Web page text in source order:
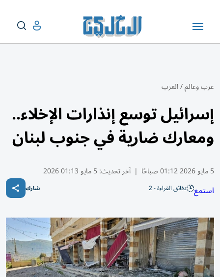
عرب وعالم/العرب
إسرائيل توسع إنذارات الإخلاء..
ومعارك ضارية في جنوب لبنان
5 مايو 2026 01:12 صباحًا | آخر تحديث:5 مايو 01:13 2026
استمع دقائق القراءة - 2 شارك